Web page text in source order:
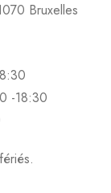
Bruxelles
-18:30